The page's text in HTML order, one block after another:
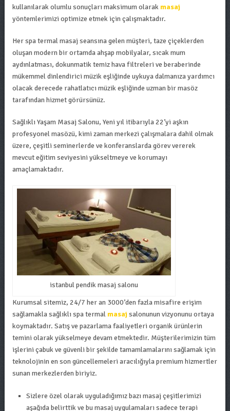
kullanılarak olumlu sonuçları maksimum olarak masaj
yöntemlerimizi optimize etmek için çalışmaktadır.
Her spa termal masaj seansına gelen müşteri, taze çiçeklerden
oluşan modern bir ortamda ahşap mobilyalar, sıcak mum
aydınlatması, dokunmatik temiz hava filtreleri ve beraberinde
mükemmel dinlendirici müzik eşliğinde uykuya dalmanıza yardımcı
olacak derecede rahatlatıcı müzik eşliğinde uzman bir masöz
tarafından hizmet görürsünüz.
Sağlıklı Yaşam Masaj Salonu, Yeni yıl itibarıyla 22’yi aşkın
profesyonel masözü, kimi zaman merkezi çalışmalara dahil olmak
üzere, çeşitli seminerlerde ve konferanslarda görev vererek
mevcut eğitim seviyesini yükseltmeye ve korumayı
amaçlamaktadır.
istanbul pendik masaj salonu
Kurumsal sitemiz, 24/7 her an 3000’den fazla misafire erişim
sağlamakla sağlıklı spa termal masajsalonunun vizyonunu ortaya
koymaktadır. Satış ve pazarlama faaliyetleri organik ürünlerin
temini olarak yükselmeye devam etmektedir. Müşterilerimizin tüm
işlerini çabuk ve güvenli bir şekilde tamamlamalarını sağlamak için
teknolojinin en son güncellemeleri aracılığıyla premium hizmertler
sunan merkezlerden biriyiz.
Sizlere özel olarak uyguladığımız bazı masaj çeşitlerimizi
aşağıda belirttik ve bu masaj uygulamaları sadece terapi